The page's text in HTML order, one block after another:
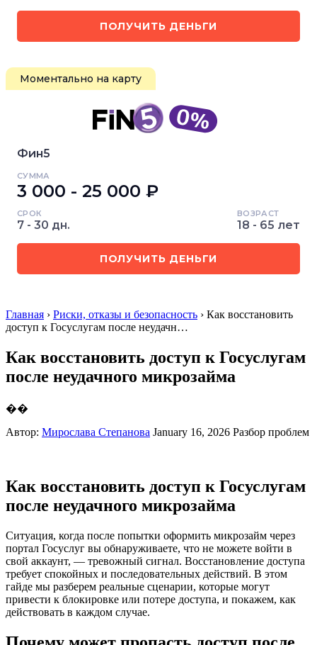
ПОЛУЧИТЬ ДЕНЬГИ
Моментально на карту
Фин5
СУММА
3 000 - 25 000 ₽
СРОК
7 - 30 дн.
ВОЗРАСТ
18 - 65 лет
ПОЛУЧИТЬ ДЕНЬГИ
Главная › Риски, отказы и безопасность › Как восстановить
доступ к Госуслугам после неудачн…
Как восстановить доступ к Госуслугам
после неудачного микрозайма
��
Автор: Мирослава Степанова January 16, 2026 Разбор проблем
Как восстановить доступ к Госуслугам
после неудачного микрозайма
Ситуация, когда после попытки оформить микрозайм через
портал Госуслуг вы обнаруживаете, что не можете войти в
свой аккаунт, — тревожный сигнал. Восстановление доступа
требует спокойных и последовательных действий. В этом
гайде мы разберем реальные сценарии, которые могут
привести к блокировке или потере доступа, и покажем, как
действовать в каждом случае.